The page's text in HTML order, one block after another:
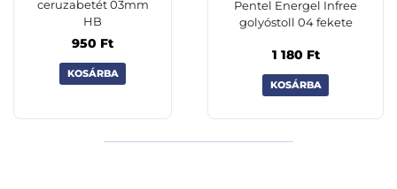
ceruzabetét 03mm
HB
950 Ft
KOSÁRBA
Pentel Energel Infree
golyóstoll 04 fekete
1 180 Ft
KOSÁRBA